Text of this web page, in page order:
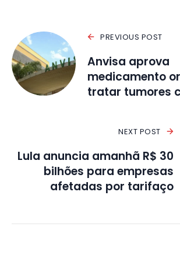
PREVIOUS POST
Anvisa aprova
medicamento
tratar tumores
NEXT POST
Lula anuncia amanhã R$ 30
bilhões para empresas
afetadas por tarifaço